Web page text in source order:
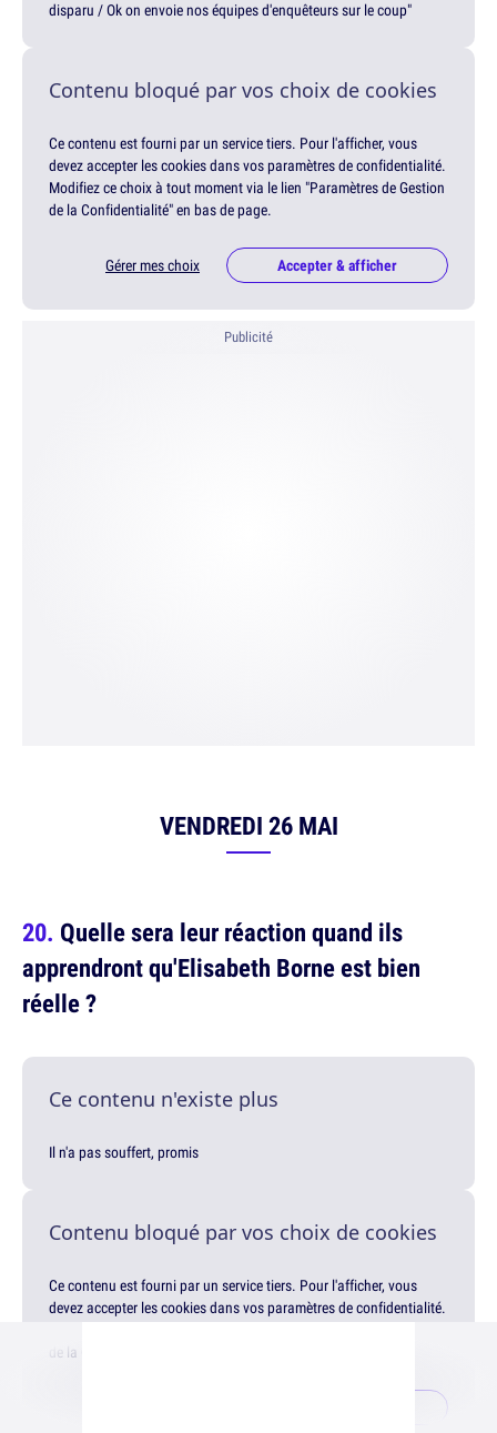
disparu / Ok on envoie nos équipes d'enquêteurs sur le coup"
Contenu bloqué par vos choix de cookies
Ce contenu est fourni par un service tiers. Pour l'afficher, vous
devez accepter les cookies dans vos paramètres de confidentialité.
Modifiez ce choix à tout moment via le lien "Paramètres de Gestion
de la Confidentialité" en bas de page.
Gérer mes choix Accepter & afficher
Publicité
VENDREDI 26 MAI
Quelle sera leur réaction quand ils
apprendront qu'Elisabeth Borne est bien
réelle ?
Ce contenu n'existe plus
Il n'a pas souffert, promis
Contenu bloqué par vos choix de cookies
Ce contenu est fourni par un service tiers. Pour l'afficher, vous
devez accepter les cookies dans vos paramètres de confidentialité.
de la Confidentialité" en bas de page.